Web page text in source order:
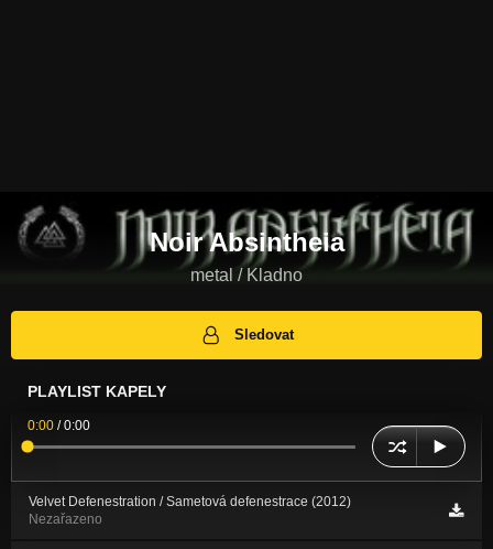
Noir Absintheia
metal / Kladno
Sledovat
PLAYLIST KAPELY
0:00 /0:00
Velvet Defenestration / Sametová defenestrace (2012)
Nezařazeno